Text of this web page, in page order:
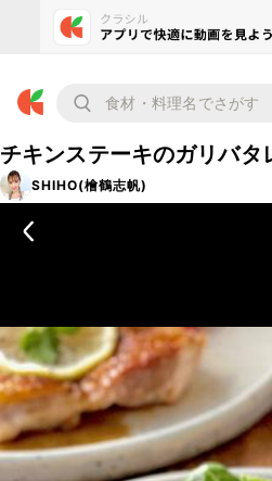
チキンステーキのガリバタ
SHIHO(檜鶴志帆)